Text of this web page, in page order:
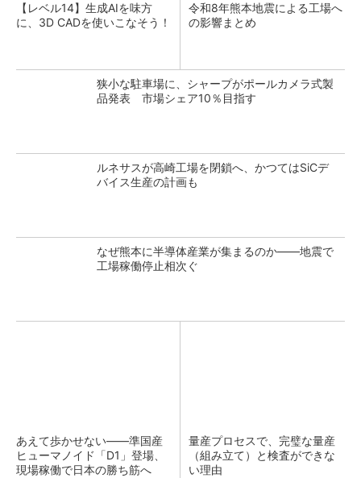
【レベル14】生成AIを味方
に、3D CADを使いこなそう！
令和8年熊本地震による工場へ
の影響まとめ
狭小な駐車場に、シャープがポールカメラ式製
品発表 市場シェア10％目指す
ルネサスが高崎工場を閉鎖へ、かつてはSiCデ
バイス生産の計画も
なぜ熊本に半導体産業が集まるのか――地震で
工場稼働停止相次ぐ
あえて歩かせない――準国産
ヒューマノイド「D1」登場、
現場稼働で日本の勝ち筋へ
量産プロセスで、完璧な量産
（組み立て）と検査ができな
い理由